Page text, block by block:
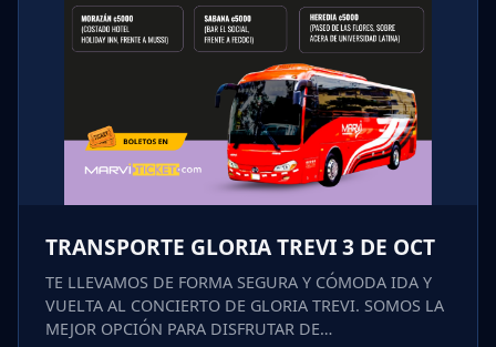
TRANSPORTE GLORIA TREVI 3 DE OCT
TE LLEVAMOS DE FORMA SEGURA Y CÓMODA IDA Y
VUELTA AL CONCIERTO DE GLORIA TREVI. SOMOS LA
MEJOR OPCIÓN PARA DISFRUTAR DE…